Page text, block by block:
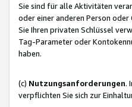
Sie sind für alle Aktivitäten
oder einer anderen Person
Sie Ihren privaten Schlüssel
Tag-Parameter oder
haben.
(c) Nutzungsanforderungen.
verpflichten Sie sich zur